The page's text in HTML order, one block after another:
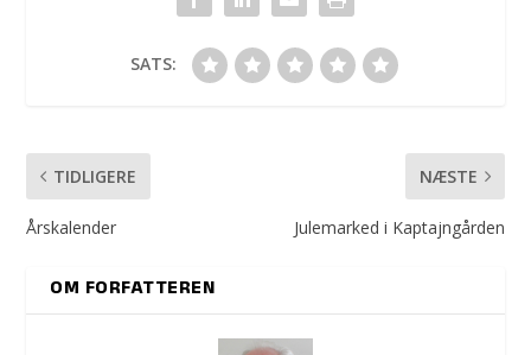
SATS:
TIDLIGERE
Årskalender
NÆSTE
Julemarked i Kaptajngården
OM FORFATTEREN